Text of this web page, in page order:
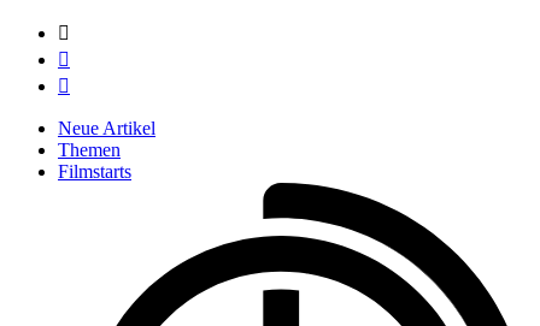



Neue Artikel
Themen
Filmstarts